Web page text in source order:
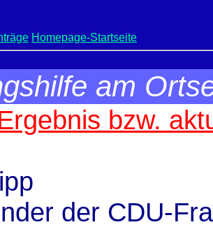
Homepage-Startseite
am
bzw.
der CDU-